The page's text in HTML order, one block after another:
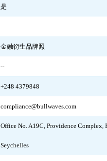
是
--
金融衍生品牌照
--
+248 4379848
compliance@bullwaves.com
Office No. A19C, Providence Complex,
Seychelles